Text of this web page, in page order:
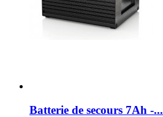
Batterie de secours 7Ah -...